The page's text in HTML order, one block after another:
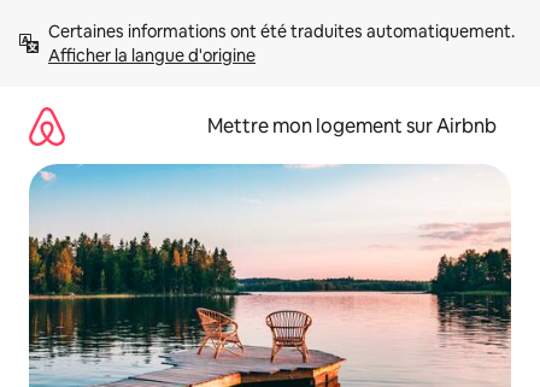
directement
Afficher la langue d'origine
Mettre mon logement sur Airbnb